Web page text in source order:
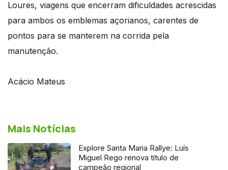
Loures, viagens que encerram dificuldades acrescidas
para ambos os emblemas açorianos, carentes de
pontos para se manterem na corrida pela
manutenção.
Acácio Mateus
Mais Notícias
Explore Santa Maria Rallye: Luís
Miguel Rego renova título de
campeão regional